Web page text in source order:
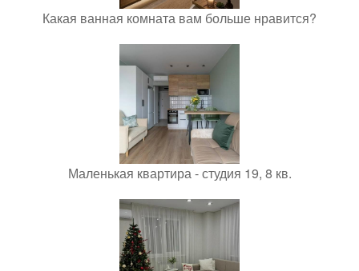
Какая ванная комната вам больше нравится?
Маленькая квартира - студия 19, 8 кв.